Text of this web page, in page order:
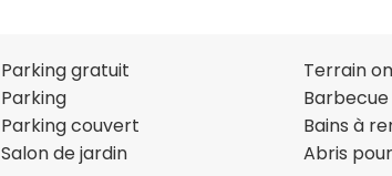
Parking gratuit
Parking
Parking couvert
Salon de jardin
Terrain
Barbecue
Bains à
Abris